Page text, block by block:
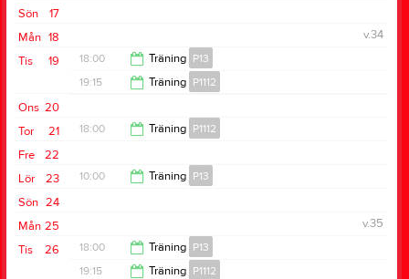
17
Sön
18
Mån
v.34
19
Tis 18:00 Träning P13
19:15 Träning P1112
20:30
20
Ons
21
Tor 18:00 Träning P1112
19:30
22
Fre
23
Lör 10:00 Träning P13
24
Sön
25
Mån
v.35
26
Tis 18:00 Träning P13
19:15 Träning P1112